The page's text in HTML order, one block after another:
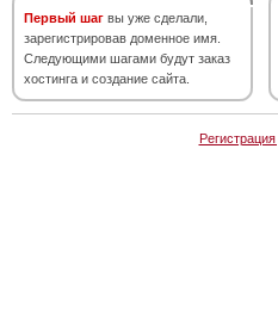
Первый шаг вы уже сделали,
зарегистрировав доменное имя.
Следующими шагами будут заказ
хостинга и создание сайта.